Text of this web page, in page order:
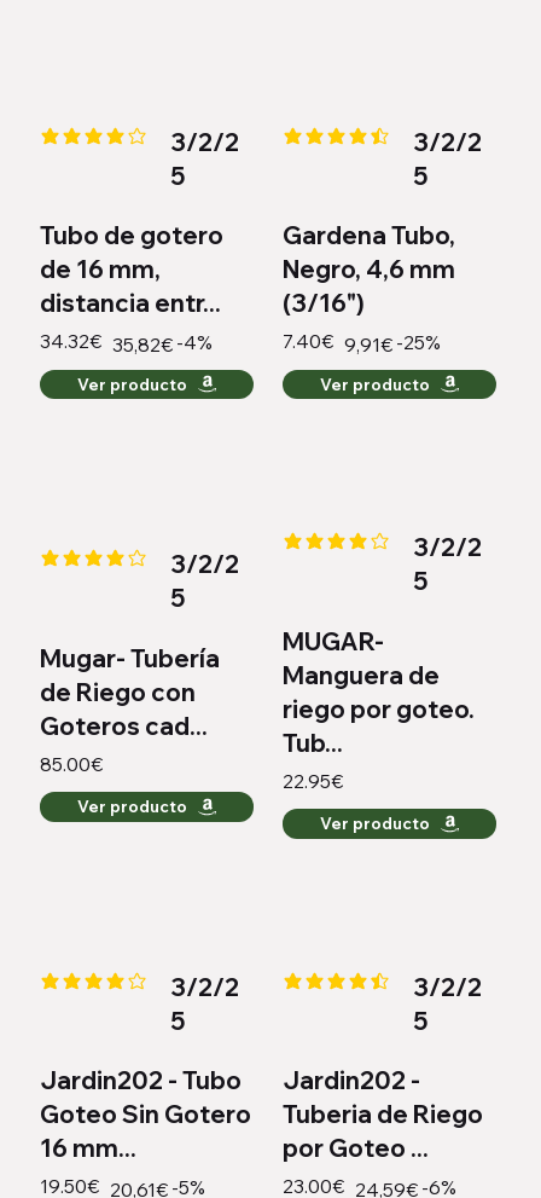
la calificación promedio es 4.2 de 5
3/2/2
5
Tubo de gotero
de 16 mm,
distancia entr...
34.32€ 35,82€ -4%
Ver producto
la calificación promedio es 4.4
3/2/2
5
Gardena Tubo,
Negro, 4,6 mm
(3/16")
7.40€ 9,91€ -25%
Ver producto
la calificación promedio es 4.1 de 5
3/2/2
5
Mugar- Tubería
de Riego con
Goteros cad...
85.00€
Ver producto
la calificación promedio es 4.2
3/2/2
5
MUGAR-
Manguera de
riego por goteo.
Tub...
22.95€
Ver producto
la calificación promedio es 4.2 de 5
3/2/2
5
Jardin202 - Tubo
Goteo Sin Gotero
16 mm...
19.50€ 20,61€ -5%
la calificación promedio es 4.4
3/2/2
5
Jardin202 -
Tuberia de Riego
por Goteo ...
23.00€ 24,59€ -6%